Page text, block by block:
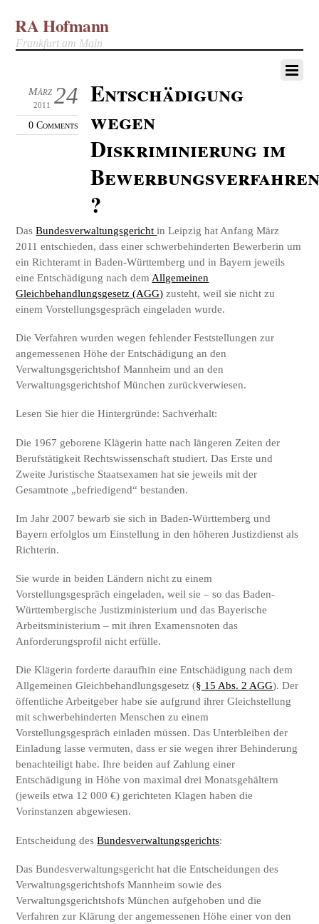
RA Hofmann
Frankfurt am Main
24
März
2011
0 Comments
Entschädigung
wegen
Diskriminierung im
?
DasBundesverwaltungsgerichtin Leipzig hat Anfang März
2011 entschieden, dass einer schwerbehinderten Bewerberin um
ein Richteramt in Baden-Württemberg und in Bayern jeweils
eine Entschädigung nach dem Allgemeinen
Gleichbehandlungsgesetz (AGG) zusteht, weil sie nicht zu
einem Vorstellungsgespräch eingeladen wurde.
Die Verfahren wurden wegen fehlender Feststellungen zur
angemessenen Höhe der Entschädigung an den
Verwaltungsgerichtshof Mannheim und an den
Verwaltungsgerichtshof München zurückverwiesen.
Lesen Sie hier die Hintergründe: Sachverhalt:
Die 1967 geborene Klägerin hatte nach längeren Zeiten der
Berufstätigkeit Rechtswissenschaft studiert. Das Erste und
Zweite Juristische Staatsexamen hat sie jeweils mit der
Gesamtnote „befriedigend“ bestanden.
Im Jahr 2007 bewarb sie sich in Baden-Württemberg und
Bayern erfolglos um Einstellung in den höheren Justizdienst als
Richterin.
Sie wurde in beiden Ländern nicht zu einem
Vorstellungsgespräch eingeladen, weil sie – so das Baden-
Württembergische Justizministerium und das Bayerische
Arbeitsministerium – mit ihren Examensnoten das
Anforderungsprofil nicht erfülle.
Die Klägerin forderte daraufhin eine Entschädigung nach dem
Allgemeinen Gleichbehandlungsgesetz (§ 15 Abs. 2 AGG). Der
öffentliche Arbeitgeber habe sie aufgrund ihrer Gleichstellung
mit schwerbehinderten Menschen zu einem
Vorstellungsgespräch einladen müssen. Das Unterbleiben der
Einladung lasse vermuten, dass er sie wegen ihrer Behinderung
benachteiligt habe. Ihre beiden auf Zahlung einer
Entschädigung in Höhe von maximal drei Monatsgehältern
(jeweils etwa 12 000 €) gerichteten Klagen haben die
Vorinstanzen abgewiesen.
Entscheidung desBundesverwaltungsgerichts:
Das Bundesverwaltungsgericht hat die Entscheidungen des
Verwaltungsgerichtshofs Mannheim sowie des
Verwaltungsgerichtshofs München aufgehoben und die
Verfahren zur Klärung der angemessenen Höhe einer von den